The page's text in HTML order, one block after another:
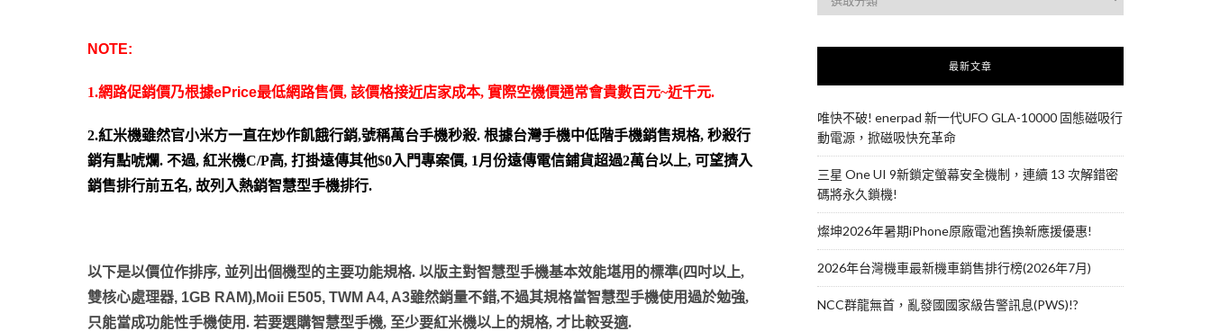
NOTE:
1.網路促銷價乃根據ePrice最低網路售價, 該價格接近店家成本, 實際空機價通常會貴數百元~近千元.
2.紅米機雖然官小米方一直在炒作飢餓行銷,號稱萬台手機秒殺. 根據台灣手機中低階手機銷售規格, 秒殺行
銷有點唬爛. 不過, 紅米機C/P高, 打掛遠傳其他$0入門專案價, 1月份遠傳電信鋪貨超過2萬台以上, 可望擠入
銷售排行前五名, 故列入熱銷智慧型手機排行.
以下是以價位作排序, 並列出個機型的主要功能規格. 以版主對智慧型手機基本效能堪用的標準(四吋以上,
雙核心處理器, 1GB RAM),Moii E505, TWM A4, A3雖然銷量不錯,不過其規格當智慧型手機使用過於勉強,
只能當成功能性手機使用. 若要選購智慧型手機, 至少要紅米機以上的規格, 才比較妥適.
最新文章
唯快不破! enerpad 新一代UFO GLA-10000 固態磁吸行
動電源，掀磁吸快充革命
三星 One UI 9新鎖定螢幕安全機制，連續 13 次解錯密
碼將永久鎖機!
燦坤2026年暑期iPhone原廠電池舊換新應援優惠!
2026年台灣機車最新機車銷售排行榜(2026年7月)
NCC群龍無首，亂發國國家級告警訊息(PWS)!?